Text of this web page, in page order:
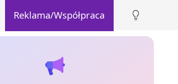
Reklama/Współpraca